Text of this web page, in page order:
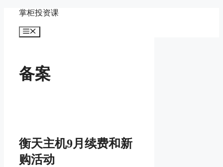
content
掌柜投资课
Menu
备案
衡天主机9月续费和新
购活动